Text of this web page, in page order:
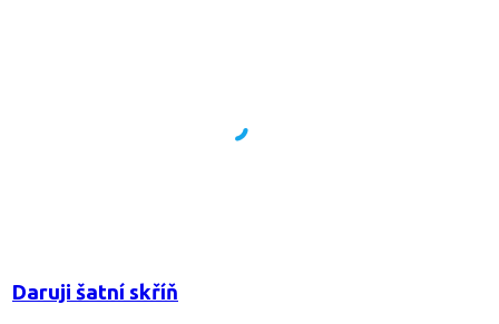
Daruji šatní skříň